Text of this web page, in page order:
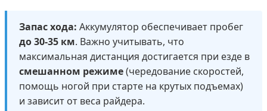
Запас хода: Аккумулятор обеспечивает пробег
до 30-35 км. Важно учитывать, что
максимальная дистанция достигается при езде в
смешанном режиме(чередование скоростей,
помощь ногой при старте на крутых подъемах)
и зависит от веса райдера.